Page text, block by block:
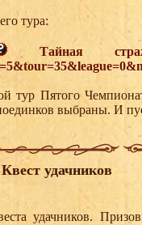
тура:
Тайная
тур Пятого
выбраны. И
удачников
удачников.